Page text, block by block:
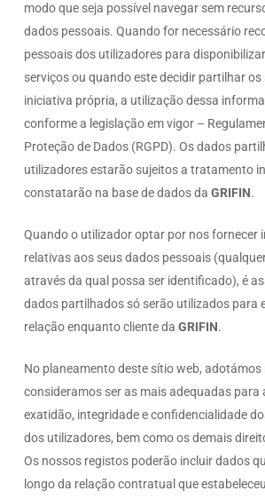
modo que seja possível navegar sem
dados pessoais. Quando for necessário
pessoais dos utilizadores para
serviços ou quando este decidir partilhar
iniciativa própria, a utilização dessa
conforme a legislação em vigor –
Proteção de Dados (RGPD). Os dados
utilizadores estarão sujeitos a tratamento
constatarão na base de dados da GRIFIN.
Quando o utilizador optar por nos fornecer
relativas aos seus dados pessoais
através da qual possa ser identificado), é
dados partilhados só serão utilizados para
relação enquanto cliente da GRIFIN.
No planeamento deste sítio web, adotámos
consideramos ser as mais adequadas para
exatidão, integridade e confidencialidade
dos utilizadores, bem como os demais
Os nossos registos poderão incluir dados
longo da relação contratual que